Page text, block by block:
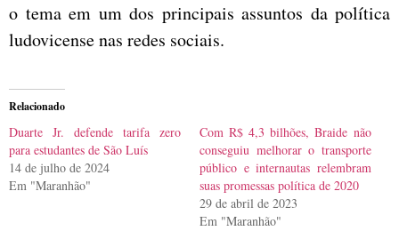
o tema em um dos principais assuntos da política
ludovicense nas redes sociais.
Relacionado
Duarte Jr. defende tarifa zero
para estudantes de São Luís
14 de julho de 2024
Em "Maranhão"
Com R$ 4,3 bilhões, Braide não
conseguiu melhorar o transporte
público e internautas relembram
suas promessas política de 2020
29 de abril de 2023
Em "Maranhão"